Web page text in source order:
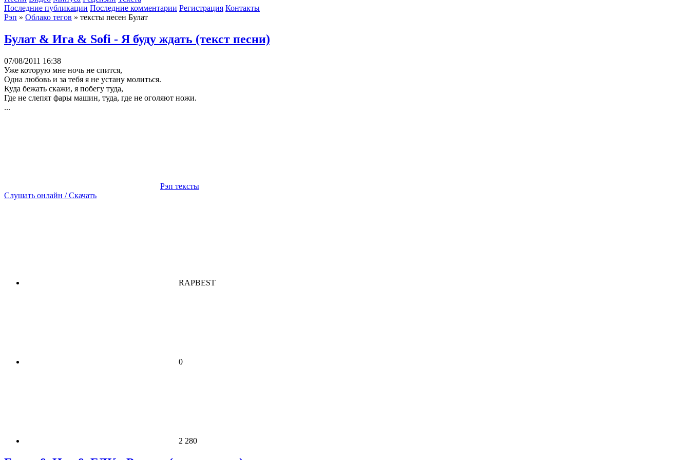
Последние публикации Последние комментарии Регистрация Контакты
Рэп » Облако тегов » тексты песен Булат
Булат & Ига & Sofi - Я буду ждать (текст песни)
07/08/2011 16:38
Уже которую мне ночь не спится,
Одна любовь и за тебя я не устану молиться.
Куда бежать скажи, я побегу туда,
Где не слепят фары машин, туда, где не оголяют ножи.
...
Рэп тексты
Слушать онлайн / Скачать
RAPBEST
0
2 280